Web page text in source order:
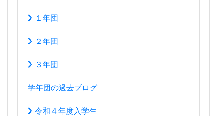
１年団
２年団
３年団
学年団の過去ブログ
令和４年度入学生